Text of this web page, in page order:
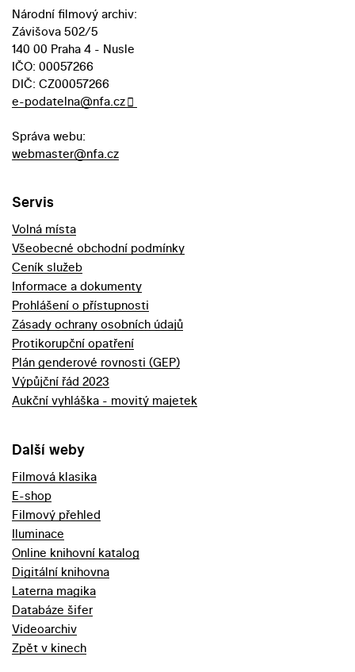
Národní filmový archiv:
Závišova 502/5
140 00 Praha 4 - Nusle
IČO: 00057266
DIČ: CZ00057266
e-podatelna@nfa.cz
Správa webu:
webmaster@nfa.cz
Servis
Volná místa
Všeobecné obchodní podmínky
Ceník služeb
Informace a dokumenty
Prohlášení o přístupnosti
Zásady ochrany osobních údajů
Protikorupční opatření
Plán genderové rovnosti (GEP)
Výpůjční řád 2023
Aukční vyhláška - movitý majetek
Další weby
Filmová klasika
E-shop
Filmový přehled
Iluminace
Online knihovní katalog
Digitální knihovna
Laterna magika
Databáze šifer
Videoarchiv
Zpět v kinech